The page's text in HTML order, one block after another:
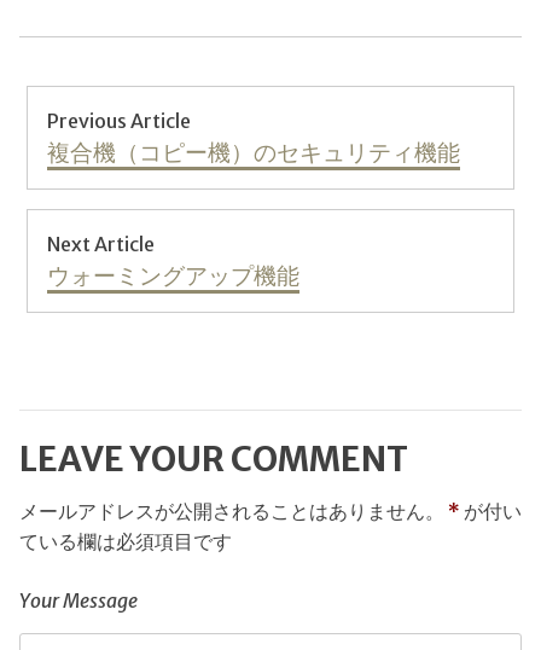
投
稿
ナ
ビ
ゲ
シ
ョ
ン
Previous Article
Previous
post:
複合機（コピー機）のセキュリティ機能
Next Article
Next
post:
ウォーミングアップ機能
LEAVE YOUR COMMENT
メールアドレスが公開されることはありません。 * が付い
ている欄は必須項目です
Your Message